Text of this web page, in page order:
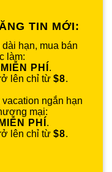
TIN MỚI:
hạn, mua bán
làm:
MIỄN PHÍ .
lên chỉ từ $8.
ngắn hạn
mại:
MIỄN PHÍ .
lên chỉ từ $8.